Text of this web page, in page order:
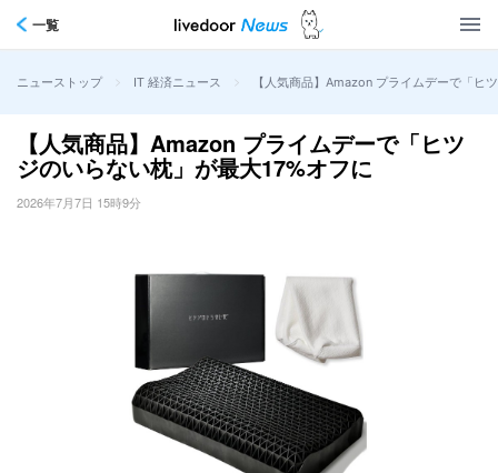
一覧
ニューストップ > IT 経済ニュース > 【人気商品】Amazon プライムデーで「ヒ
【人気商品】Amazon プライムデーで「ヒツ
ジのいらない枕」が最大17%オフに
2026年7月7日 15時9分